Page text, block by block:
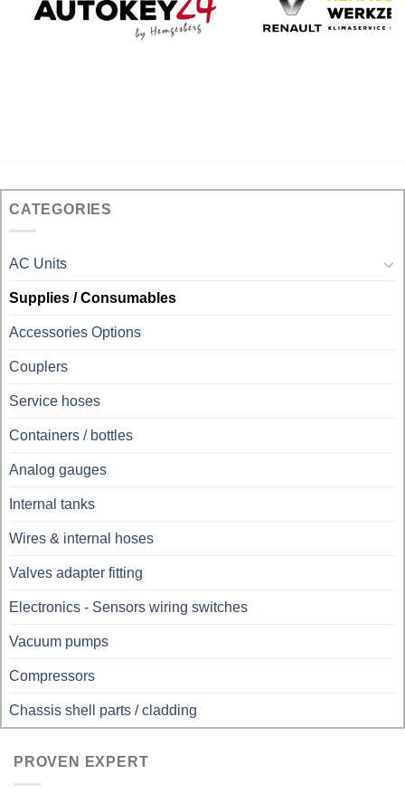
CATEGORIES
AC Units
Supplies / Consumables
Accessories Options
Couplers
Service hoses
Containers / bottles
Analog gauges
Internal tanks
Wires & internal hoses
Valves adapter fitting
Electronics - Sensors wiring switches
Vacuum pumps
Compressors
Chassis shell parts / cladding
PROVEN EXPERT